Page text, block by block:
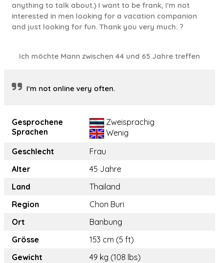
anything to talk about.) I want to be frank, I'm not
interested in men looking for a vacation companion
and just looking for fun. Thank you very much. ?
Ich möchte Mann zwischen 44 und 65 Jahre treffen
I'm not online very often.
Gesprochene
Sprachen
Zweisprachig
Wenig
Geschlecht
Frau
Alter
45 Jahre
Land
Thailand
Region
Chon Buri
Ort
Banbung
Grösse
153 cm (5 ft)
Gewicht
49 kg (108 lbs)